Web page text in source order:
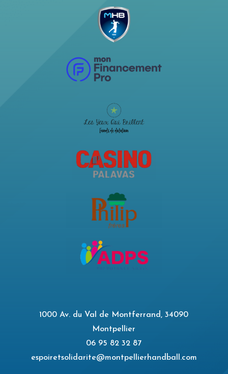
1000 Av. du Val de Montferrand, 34090
Montpellier
06 95 82 32 87
espoiretsolidarite@montpellierhandball.com